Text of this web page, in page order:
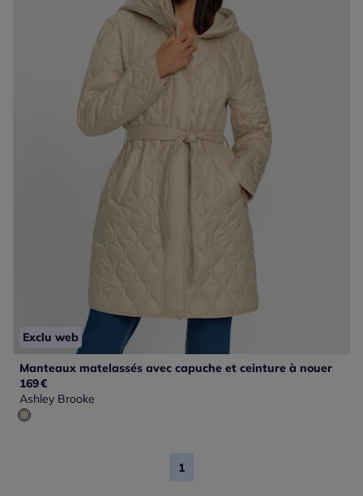
Exclu web
Manteaux matelassés avec capuche et ceinture à nouer
169€
Ashley Brooke
1